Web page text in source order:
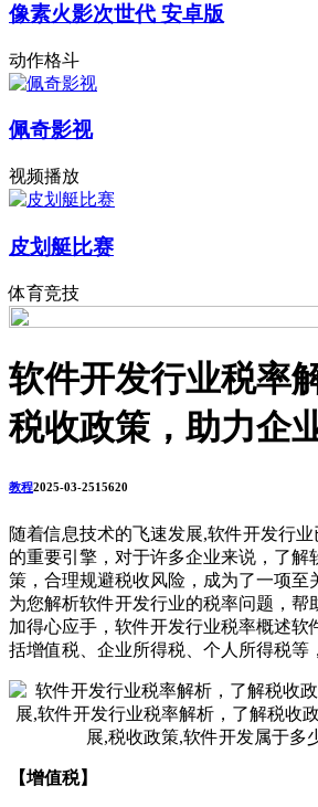
像素火影次世代 安卓版
动作格斗
佩奇影视
视频播放
皮划艇比赛
体育竞技
软件开发行业税率
税收政策，助力企
教程2025-03-2515620
随着信息技术的飞速发展,软件开发行
的重要引擎，对于许多企业来说，了解
策，合理规避税收风险，成为了一项至
为您解析软件开发行业的税率问题，帮
加得心应手，软件开发行业税率概述软
括增值税、企业所得税、个人所得税
【增值税】